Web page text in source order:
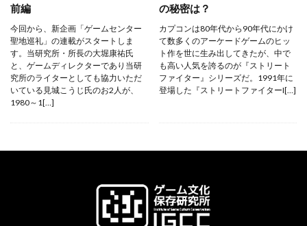
前編
今回から、新企画「ゲームセンター
聖地巡礼」の連載がスタートしま
す。当研究所・所長の大堀康祐氏
と、ゲームディレクターであり当研
究所のライターとしても協力いただ
いている見城こうじ氏のお2人が、
1980～1[…]
の秘密は？
カプコンは80年代から90年代にかけ
て数多くのアーケードゲームのヒッ
ト作を世に生み出してきたが、中で
も高い人気を誇るのが『ストリート
ファイター』シリーズだ。1991年に
登場した『ストリートファイターI[…]